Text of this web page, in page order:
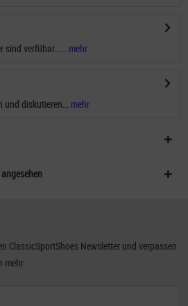
verfübar...... mehr
diskutieren...
mehr
ClassicSportShoes Newsletter und verpassen
mehr.